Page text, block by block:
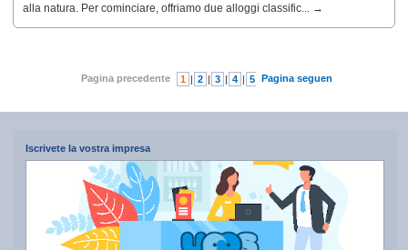
alla natura. Per cominciare, offriamo due alloggi classific... →
Pagina precedente 1 | 2 | 3 | 4 | 5 6 | 7
Pagina seguente
Iscrivete la vostra impresa